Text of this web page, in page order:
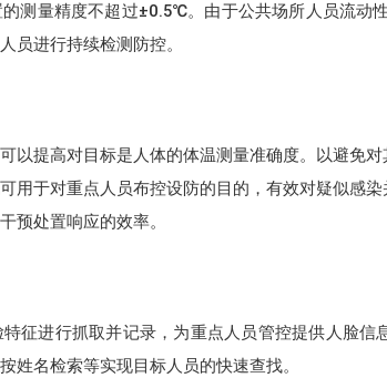
测量精度不超过±0.5℃。由于公共场所人员流动
员进行持续检测防控。
以提高对目标是人体的体温测量准确度。以避免
用于对重点人员布控设防的目的，有效对疑似感
预处置响应的效率。
征进行抓取并记录，为重点人员管控提供人脸
姓名检索等实现目标人员的快速查找。